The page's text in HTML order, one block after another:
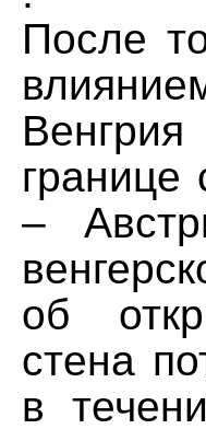
После
–
об
стена
в